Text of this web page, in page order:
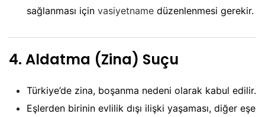
sağlanması için vasiyetname düzenlenmesi gerekir.
4. Aldatma (Zina) Suçu
Türkiye’de zina, boşanma nedeni olarak kabul edilir.
Eşlerden birinin evlilik dışı ilişki yaşaması, diğer eşe